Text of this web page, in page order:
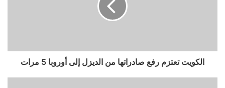
الكويت تعتزم رفع صادراتها من الديزل إلى أوروبا 5 مرات